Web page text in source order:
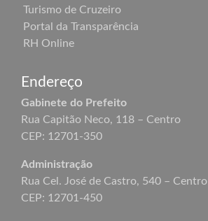
Turismo de Cruzeiro
Portal da Transparência
RH Online
Endereço
Gabinete do Prefeito
Rua Capitão Neco, 118 – Centro
CEP: 12701-350
Administração
Rua Cel. José de Castro, 540 – Centro
CEP: 12701-450